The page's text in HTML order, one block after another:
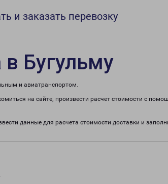
и заказать перевозку
в Бугульму
и авиатранспортом.
на сайте, произвести расчет стоимости с
данные для расчета стоимости доставки и